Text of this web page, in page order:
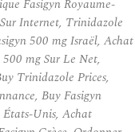
Fasigyn Royaume-
Internet, Trinidazole
500 mg Israël, Achat
mg Sur Le Net,
Trinidazole Prices,
Buy Fasigyn
Unis, Achat